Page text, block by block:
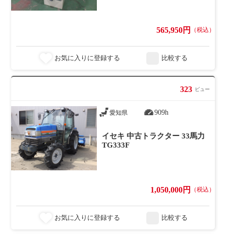
565,950円 （税込）
お気に入りに登録する 比較する
323 ビュー
愛知県 909h
イセキ 中古トラクター 33馬力
TG333F
1,050,000円 （税込）
お気に入りに登録する 比較する